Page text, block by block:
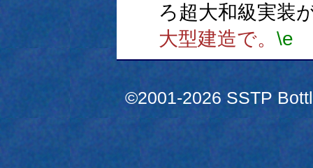
ろ超大和級実装
大型建造で。 \e
©2001-2026 SSTP